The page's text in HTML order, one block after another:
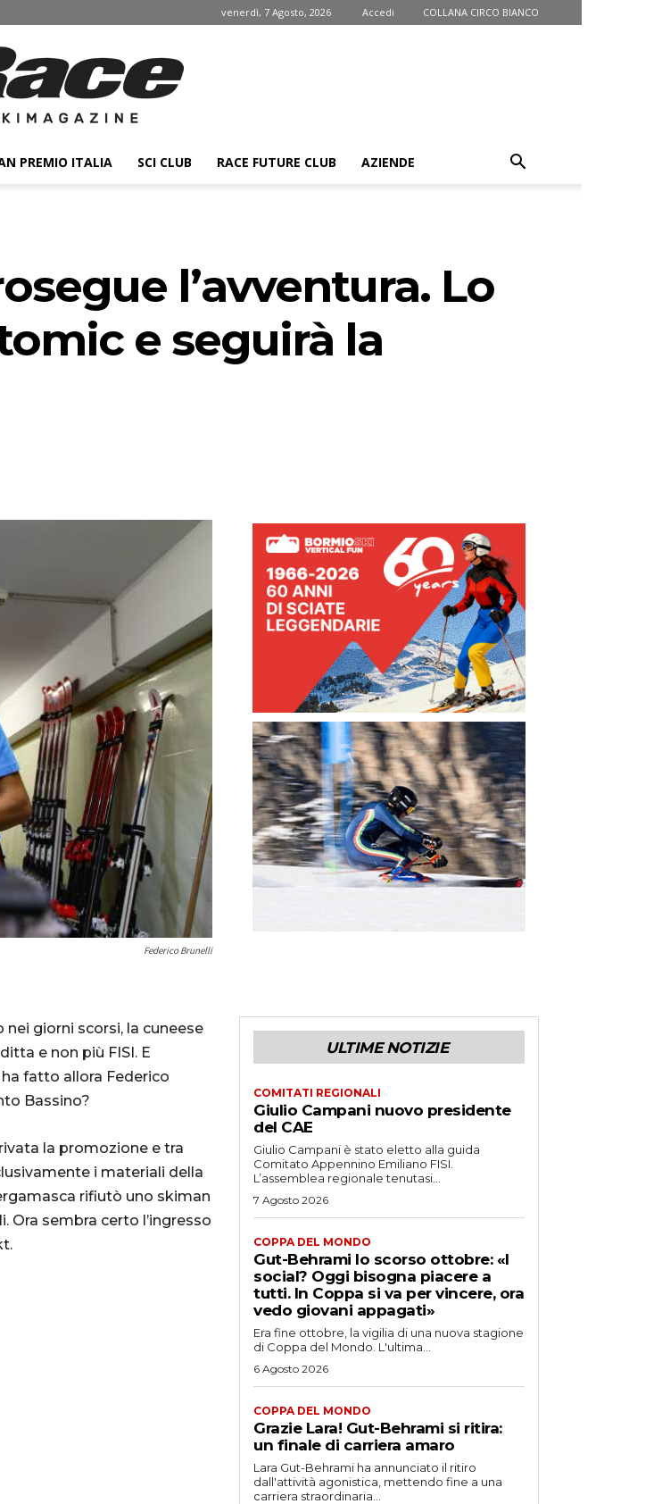
venerdì, 7 Agosto, 2026 Accedi COLLANA CIRCO BIANCO
ski
PREMIO ITALIA SCI CLUB RACE FUTURE CLUB AZIENDE
l’avventura. Lo
e seguirà la
Federico Brunelli
giorni scorsi, la cuneese
e non più FISI. E
fatto allora Federico
Bassino?
la promozione e tra
i materiali della
rifiutò uno skiman
Ora sembra certo l’ingresso
ULTIME NOTIZIE
COMITATI REGIONALI
Giulio Campani nuovo presidente
del CAE
Giulio Campani è stato eletto alla guida
Comitato Appennino Emiliano FISI.
L’assemblea regionale tenutasi...
7 Agosto 2026
COPPA DEL MONDO
Gut-Behrami lo scorso ottobre: «I
social? Oggi bisogna piacere a
tutti. In Coppa si va per vincere, ora
vedo giovani appagati»
Era fine ottobre, la vigilia di una nuova stagione
di Coppa del Mondo. L'ultima...
6 Agosto 2026
COPPA DEL MONDO
Grazie Lara! Gut-Behrami si ritira:
un finale di carriera amaro
Lara Gut-Behrami ha annunciato il ritiro
dall'attività agonistica, mettendo fine a una
carriera straordinaria...